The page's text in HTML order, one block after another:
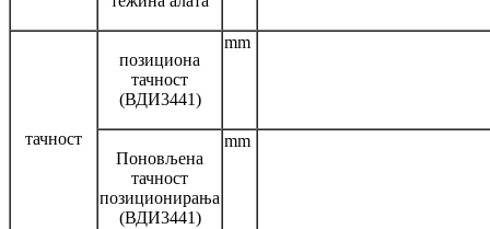
тачност
позициона
тачност
(ВДИ3441)
mm
Поновљена
тачност
позиционирања
(ВДИ3441)
mm